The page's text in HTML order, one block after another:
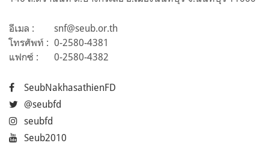
อีเมล :
snf@seub.or.th
โทรศัพท์ : 0-2580-4381
แฟกซ์ :
0-2580-4382
SeubNakhasathienFD
@seubfd
seubfd
Seub2010